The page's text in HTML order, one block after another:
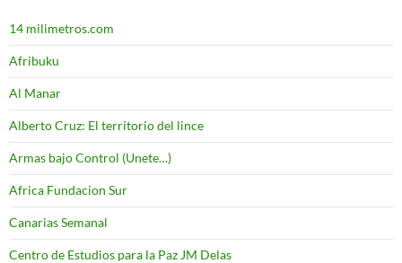
14 milimetros.com
Afribuku
Al Manar
Alberto Cruz: El territorio del lince
Armas bajo Control (Unete…)
Africa Fundacion Sur
Canarias Semanal
Centro de Estudios para la Paz JM Delas